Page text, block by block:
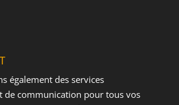
également des services
de communication pour tous vos